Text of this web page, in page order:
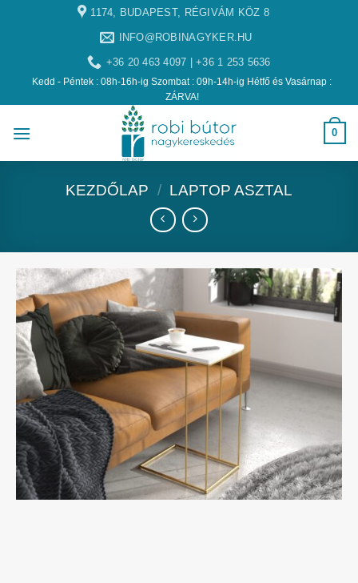
1174, BUDAPEST, RÉGIVÁM KÖZ 8
INFO@ROBINAGYKER.HU
+36 20 463 4097 | +36 1 253 5636
Kedd - Péntek : 08h-16h-ig Szombat : 09h-14h-ig Hétfő és Vasárnap :
ZÁRVA!
0
KEZDŐLAP / LAPTOP ASZTAL